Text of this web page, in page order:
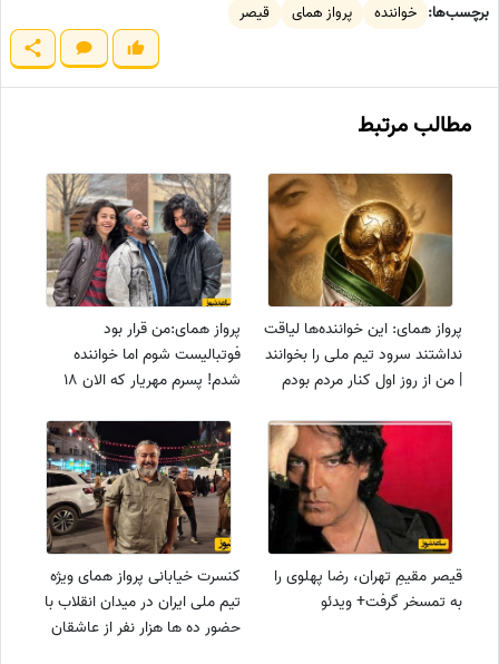
برچسب‌ها: خواننده پرواز همای قیصر
مطالب مرتبط
پرواز همای: این خواننده‌ها لیاقت
نداشتند سرود تیم ملی را بخوانند
| من از روز اول کنار مردم بودم
پرواز همای:من قرار بود
فوتبالیست شوم اما خواننده
شدم! پسرم مهریار که الان 18
قیصر مقیمِ تهران، رضا پهلوی را
به تمسخر گرفت+ ویدئو
کنسرت خیابانی پرواز همای ویژه
تیم ملی ایران در میدان انقلاب با
حضور ده ها هزار نفر از عاشقان